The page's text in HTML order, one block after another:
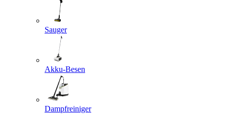
Sauger
Akku-Besen
Dampfreiniger